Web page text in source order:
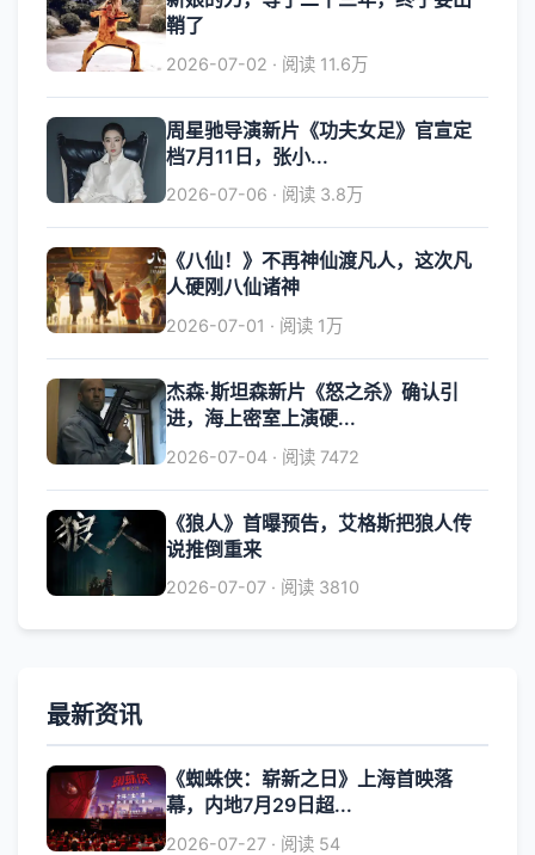
鞘了
2026-07-02 · 阅读 11.6万
周星驰导演新片《功夫女足》官宣定
档7月11日，张小...
2026-07-06 · 阅读 3.8万
《八仙！》不再神仙渡凡人，这次凡
人硬刚八仙诸神
2026-07-01 · 阅读 1万
杰森·斯坦森新片《怒之杀》确认引
进，海上密室上演硬...
2026-07-04 · 阅读 7472
《狼人》首曝预告，艾格斯把狼人传
说推倒重来
2026-07-07 · 阅读 3810
最新资讯
《蜘蛛侠：崭新之日》上海首映落
幕，内地7月29日超...
2026-07-27 · 阅读 54